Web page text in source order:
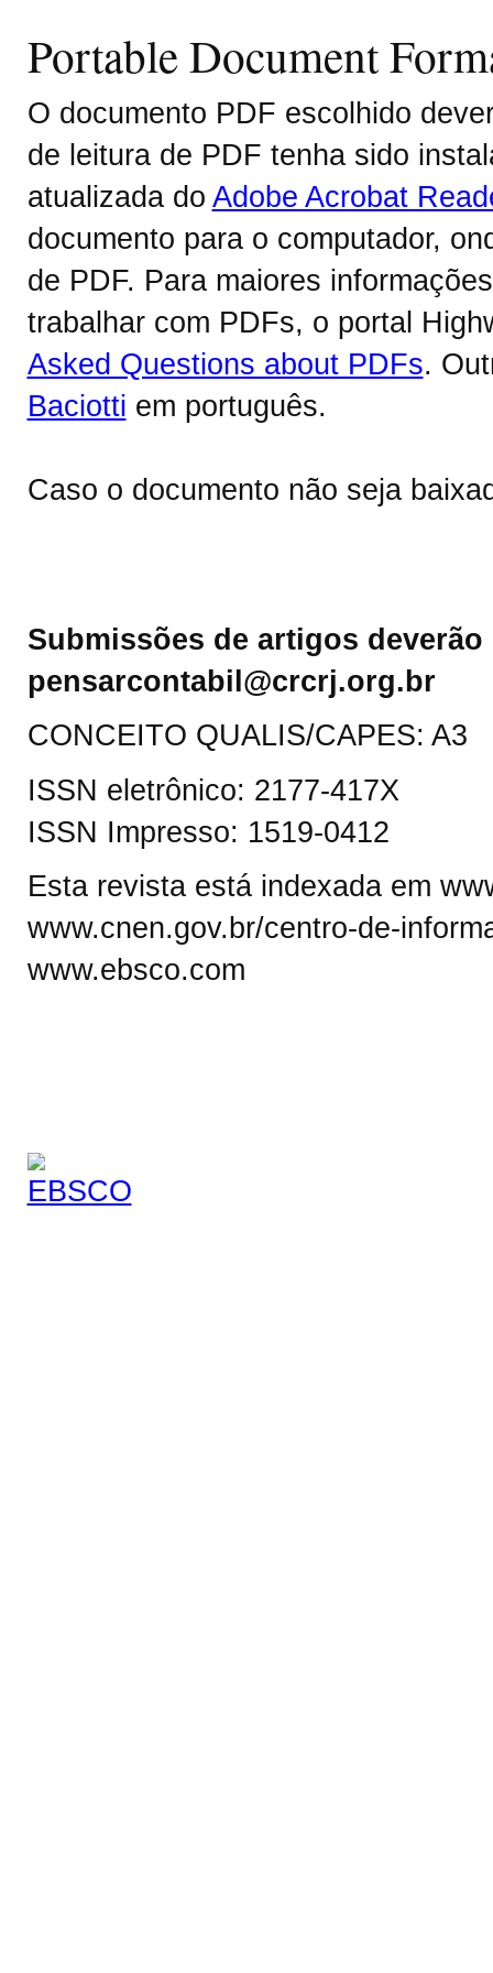
Portable Document
O documento PDF escolhido
de leitura de PDF tenha sido
atualizada do Adobe Acrobat
documento para o computador,
de PDF. Para maiores
trabalhar com PDFs, o portal
Asked Questions about PDFs.
Baciotti em português.
Caso o documento não seja
Submissões de artigos
pensarcontabil@crcrj.org.br
CONCEITO QUALIS/CAPES: A3
ISSN eletrônico: 2177-417X
ISSN Impresso: 1519-0412
Esta revista está indexada em
www.cnen.gov.br/centro-de-
www.ebsco.com